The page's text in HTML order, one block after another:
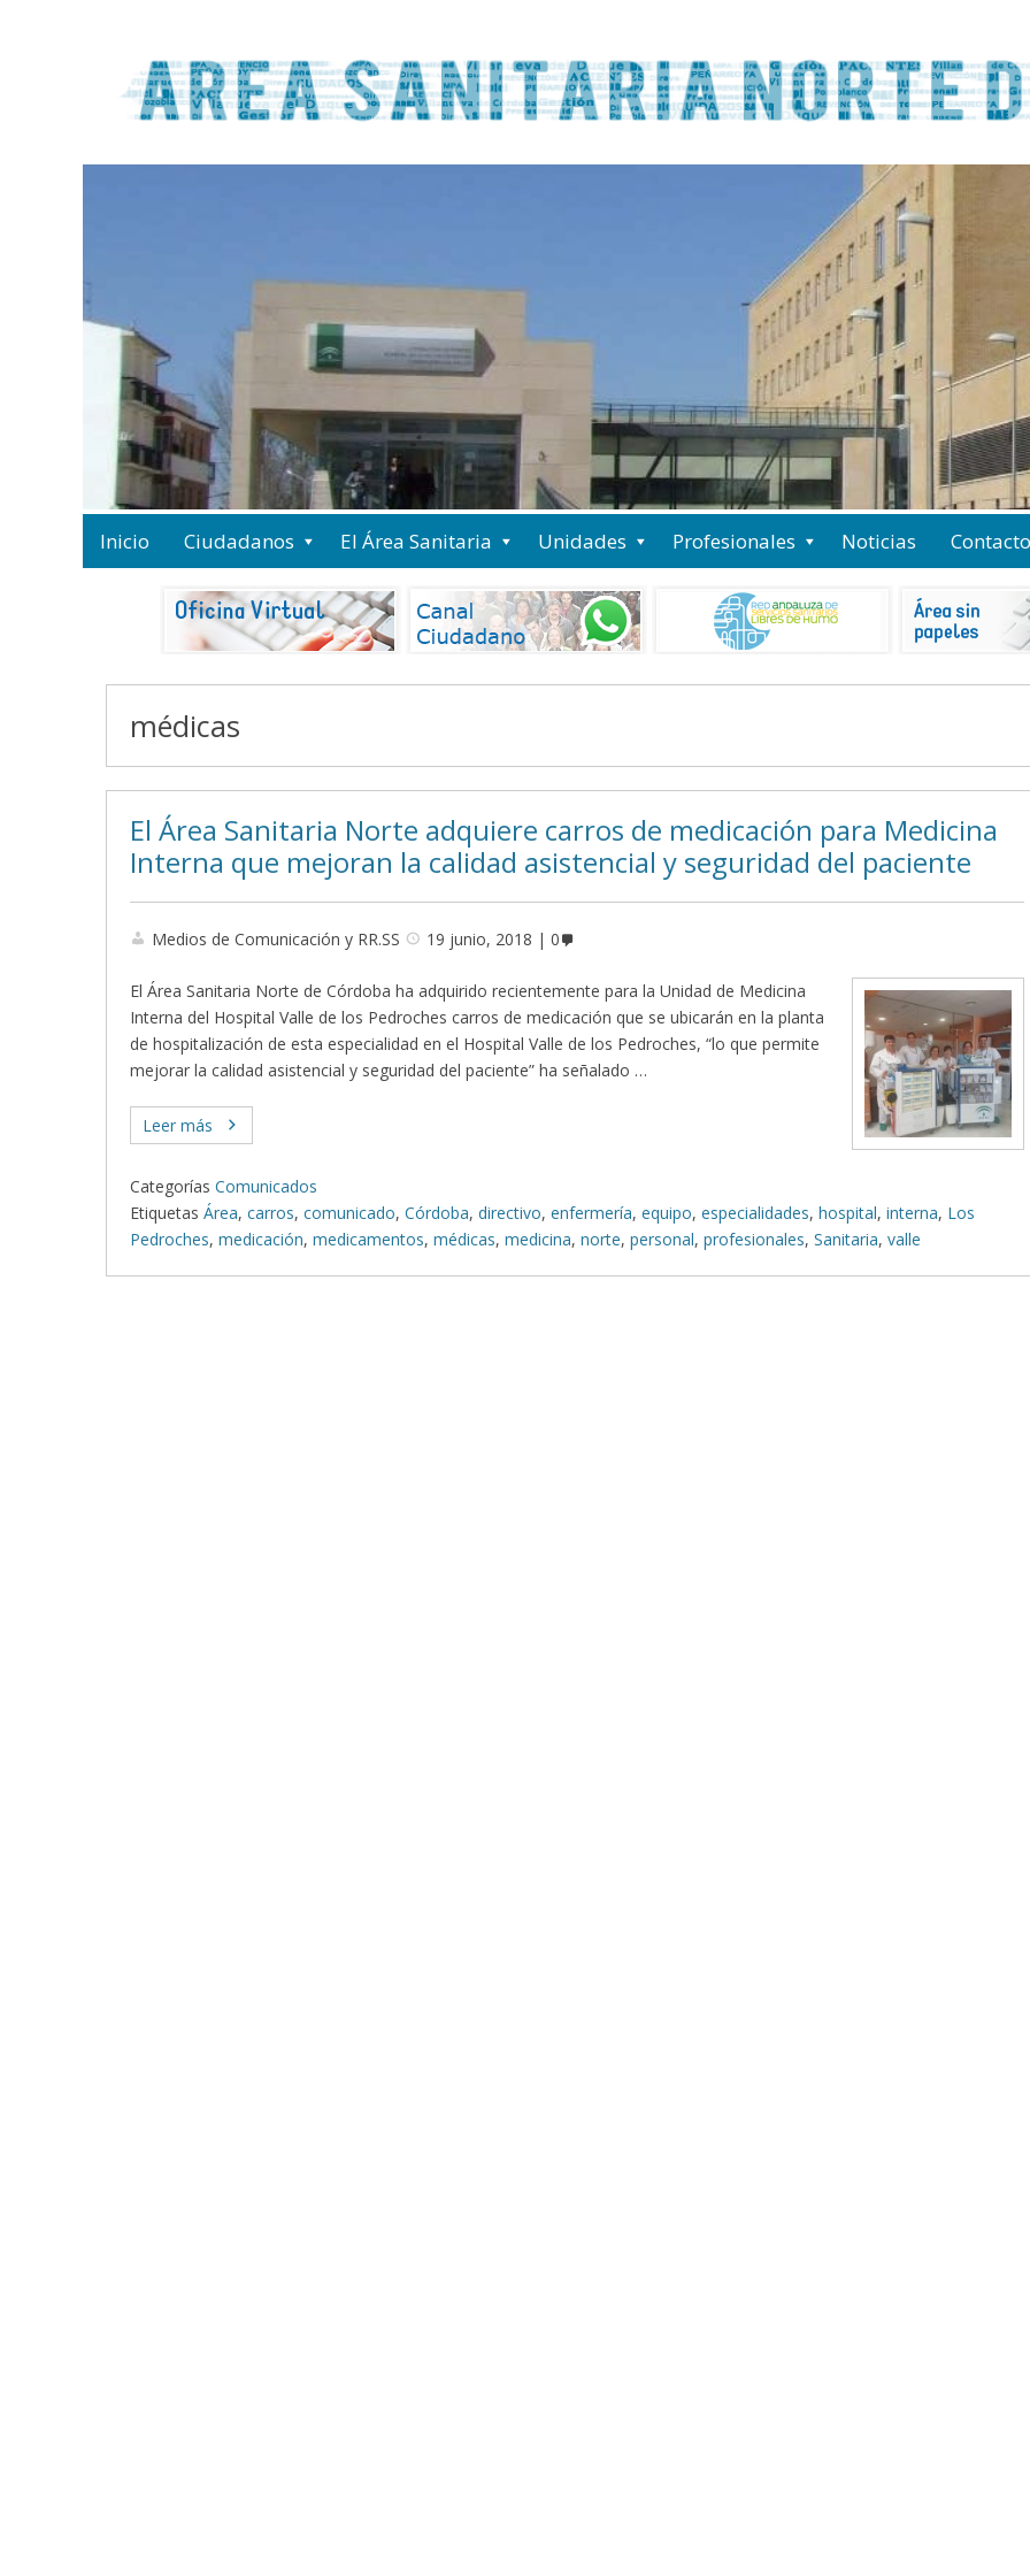
Inicio Ciudadanos El Área Sanitaria Unidades Profesionales Noticias Contacto
médicas
El Área Sanitaria Norte adquiere carros de medicación para Medicina
Interna que mejoran la calidad asistencial y seguridad del paciente
Medios de Comunicación y RR.SS 19 junio, 2018 0
El Área Sanitaria Norte de Córdoba ha adquirido recientemente para la Unidad de Medicina
Interna del Hospital Valle de los Pedroches carros de medicación que se ubicarán en la planta
de hospitalización de esta especialidad en el Hospital Valle de los Pedroches, “lo que permite
mejorar la calidad asistencial y seguridad del paciente” ha señalado …
Leer más
Categorías Comunicados
Etiquetas Área, carros, comunicado, Córdoba, directivo, enfermería, equipo, especialidades, hospital, interna, Los
Pedroches, medicación, medicamentos, médicas, medicina, norte, personal, profesionales, Sanitaria, valle